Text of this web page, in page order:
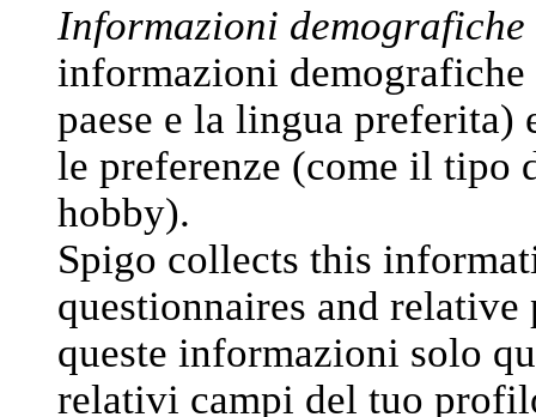
Informazioni
informazioni
paese e la lingua
le preferenze (come il tipo
hobby).
Spigo collects this
questionnaires and
queste informazioni solo
relativi campi del tuo